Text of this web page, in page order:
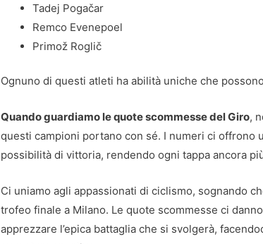
Tadej Pogačar
Remco Evenepoel
Primož Roglič
Ognuno di questi atleti ha abilità uniche che
Quando guardiamo le quote scommesse del Giro,
questi campioni portano con sé. I numeri ci offrono
possibilità di vittoria, rendendo ogni tappa ancora
Ci uniamo agli appassionati di ciclismo, sognando
trofeo finale a Milano. Le quote scommesse ci
apprezzare l’epica battaglia che si svolgerà,